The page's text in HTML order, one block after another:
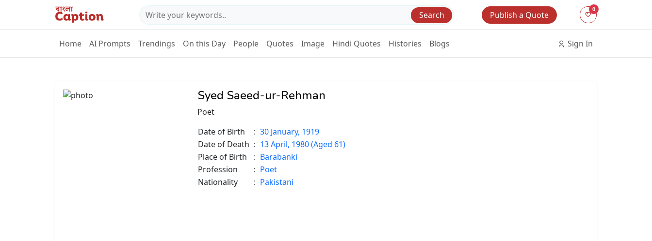
Search Publish a Quote
0
Home AI Prompts Trendings On this Day People Quotes Image Hindi Quotes Histories Blogs Sign In
Syed Saeed-ur-Rehman
Poet
Date of Birth
: 30 January, 1919
Date of Death : 13 April, 1980 (Aged 61)
Place of Birth
: Barabanki
Profession
: Poet
Nationality
: Pakistani